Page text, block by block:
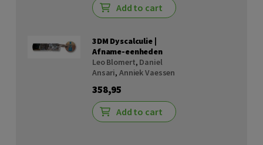
Add to cart
3DM Dyscalculie |
Afname-eenheden
Leo Blomert, Daniel
Ansari, Anniek Vaessen
358,95
Add to cart